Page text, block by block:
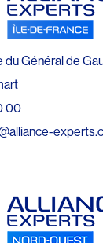
du Général de
00